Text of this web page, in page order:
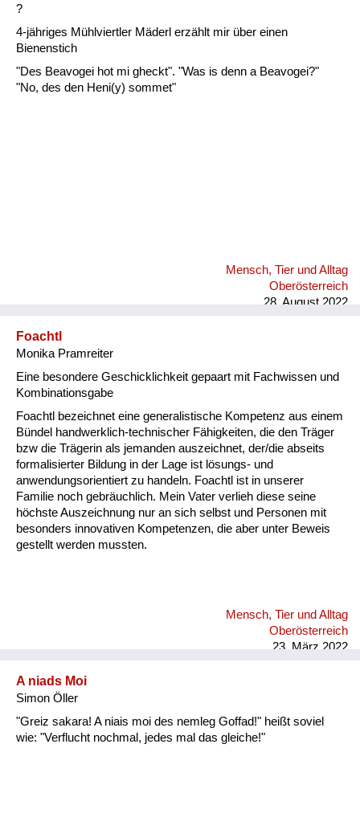
Fluchen und Reden
?
4-jähriges Mühlviertler Mäderl erzählt mir über einen
Bienenstich
"Des Beavogei hot mi gheckt". "Was is denn a Beavogei?"
"No, des den Heni(y) sommet"
Mensch, Tier und Alltag
Oberösterreich
28. August 2022
Foachtl
Monika Pramreiter
Eine besondere Geschicklichkeit gepaart mit Fachwissen und
Kombinationsgabe
Foachtl bezeichnet eine generalistische Kompetenz aus einem
Bündel handwerklich-technischer Fähigkeiten, die den Träger
bzw die Trägerin als jemanden auszeichnet, der/die abseits
formalisierter Bildung in der Lage ist lösungs- und
anwendungsorientiert zu handeln. Foachtl ist in unserer
Familie noch gebräuchlich. Mein Vater verlieh diese seine
höchste Auszeichnung nur an sich selbst und Personen mit
besonders innovativen Kompetenzen, die aber unter Beweis
gestellt werden mussten.
Mensch, Tier und Alltag
Oberösterreich
23. März 2022
A niads Moi
Simon Öller
"Greiz sakara! A niais moi des nemleg Goffad!" heißt soviel
wie: "Verflucht nochmal, jedes mal das gleiche!"